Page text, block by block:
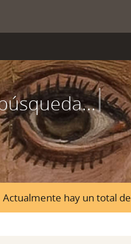
Actualmente hay un total de